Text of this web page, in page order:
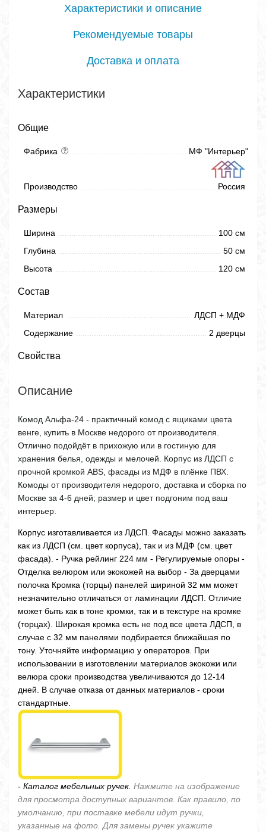
Характеристики и описание
Рекомендуемые товары
Доставка и оплата
Характеристики
Общие
Фабрика МФ "Интерьер"
Производство Россия
Размеры
Ширина
100 см
Глубина
50 см
Высота
120 см
Состав
Материал
ЛДСП + МДФ
Содержание
2 дверцы
Свойства
Описание
Комод Альфа-24 - практичный комод с ящиками цвета
венге, купить в Москве недорого от производителя.
Отлично подойдёт в прихожую или в гостиную для
хранения белья, одежды и мелочей. Корпус из ЛДСП с
прочной кромкой ABS, фасады из МДФ в плёнке ПВХ.
Комоды от производителя недорого, доставка и сборка по
Москве за 4-6 дней; размер и цвет подгоним под ваш
интерьер.
Корпус изготавливается из ЛДСП. Фасады можно заказать
как из ЛДСП (см. цвет корпуса), так и из МДФ (см. цвет
фасада). - Ручка рейлинг 224 мм - Регулируемые опоры -
Отделка велюром или экокожей на выбор - За дверцами
полочка Кромка (торцы) панелей шириной 32 мм может
незначительно отличаться от ламинации ЛДСП. Отличие
может быть как в тоне кромки, так и в текстуре на кромке
(торцах). Широкая кромка есть не под все цвета ЛДСП, в
случае с 32 мм панелями подбирается ближайшая по
тону. Уточняйте информацию у операторов. При
использовании в изготовлении материалов экокожи или
велюра сроки производства увеличиваются до 12-14
дней. В случае отказа от данных материалов - сроки
стандартные.
- Каталог мебельных ручек. Нажмите на изображение
для просмотра доступных вариантов. Как правило, по
умолчанию, при поставке мебели идут ручки,
указанные на фото. Для замены ручек укажите